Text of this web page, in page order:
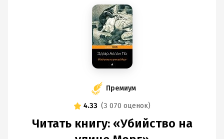
Премиум
4.33 (3 070 оценок)
Читать книгу: «Убийство на